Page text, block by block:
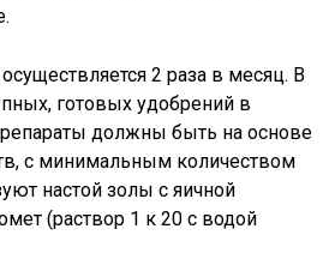
2 раза в месяц. В
готовых удобрений в
должны быть на основе
с минимальным количеством
настой золы с яичной
(раствор 1 к 20 с водой